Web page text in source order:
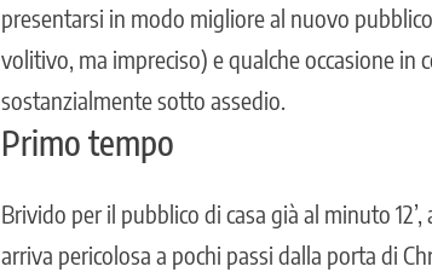
presentarsi in modo migliore al nuovo
volitivo, ma impreciso) e qualche occasione
sostanzialmente sotto assedio.
Primo tempo
Brivido per il pubblico di casa già al minuto
arriva pericolosa a pochi passi dalla porta di